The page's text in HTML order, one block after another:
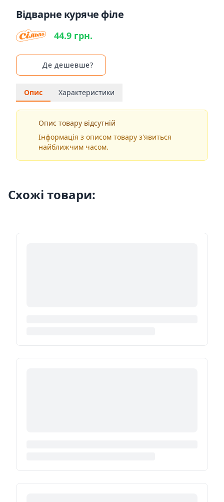
Відварне куряче філе
44.9 грн.
Де дешевше?
Опис Характеристики
Опис товару відсутній
Інформація з описом товару з'явиться
найближчим часом.
Схожі товари: